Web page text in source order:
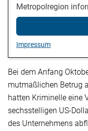
Metropolregion
Impressum
Bei dem Anfang
mutmaßlichen Betrug
hatten Kriminelle eine
sechsstelligen US-
des Unternehmens